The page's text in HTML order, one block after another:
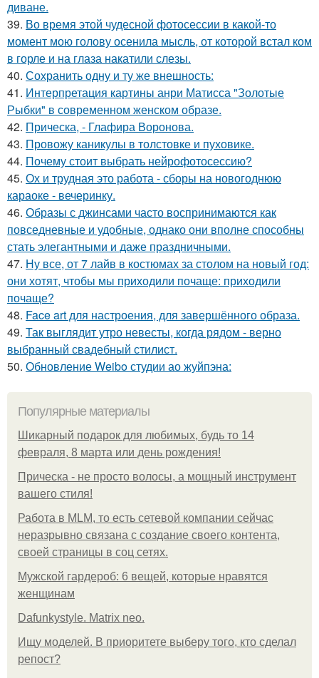
диване.
39. Во время этой чудесной фотосессии в какой-то
момент мою голову осенила мысль, от которой встал ком
в горле и на глаза накатили слезы.
40. Сохранить одну и ту же внешность:
41. Интерпретация картины анри Матисса "Золотые
Рыбки" в современном женском образе.
42. Прическа, - Глафира Воронова.
43. Провожу каникулы в толстовке и пуховике.
44. Почему стоит выбрать нейрофотосессию?
45. Ох и трудная это работа - сборы на новогоднюю
караоке - вечеринку.
46. Образы с джинсами часто воспринимаются как
повседневные и удобные, однако они вполне способны
стать элегантными и даже праздничными.
47. Ну все, от 7 лайв в костюмах за столом на новый год:
они хотят, чтобы мы приходили почаще: приходили
почаще?
48. Face art для настроения, для завершённого образа.
49. Так выглядит утро невесты, когда рядом - верно
выбранный свадебный стилист.
50. Обновление Weibo студии ао жуйпэна:
Популярные материалы
Шикарный подарок для любимых, будь то 14
февраля, 8 марта или день рождения!
Прическа - не просто волосы, а мощный инструмент
вашего стиля!
Работа в MLM, то есть сетевой компании сейчас
неразрывно связана с создание своего контента,
своей страницы в соц сетях.
Мужской гардероб: 6 вещей, которые нравятся
женщинам
Dafunkystyle. Matrix neo.
Ищу моделей. В приоритете выберу того, кто сделал
репост?